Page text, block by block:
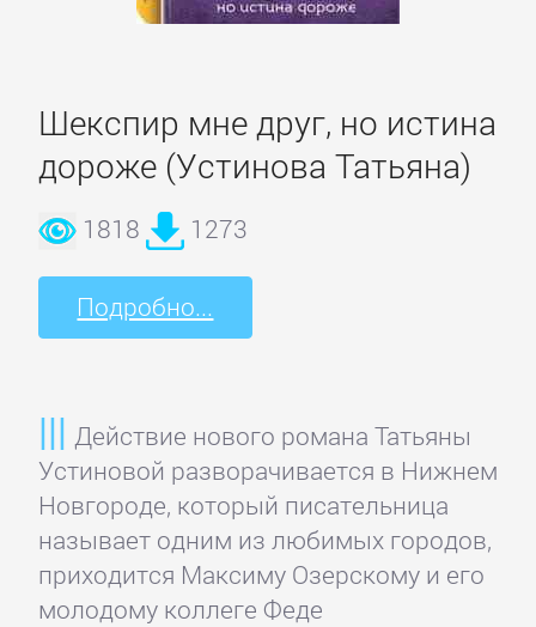
Шекспир мне друг, но истина
дороже (Устинова Татьяна)
1818 1273
Подробно...
Действие нового романа Татьяны
Устиновой разворачивается в Нижнем
Новгороде, который писательница
называет одним из любимых городов,
приходится Максиму Озерскому и его
молодому коллеге Феде
БИЗНЕС
Банковское
дело
аудит
ВЭД
Делопроизводство